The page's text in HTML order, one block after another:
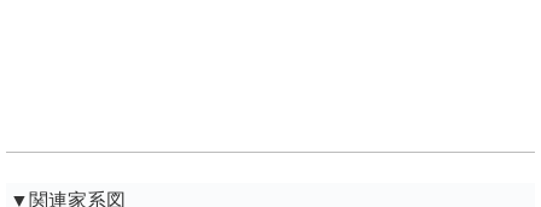
▼関連家系図